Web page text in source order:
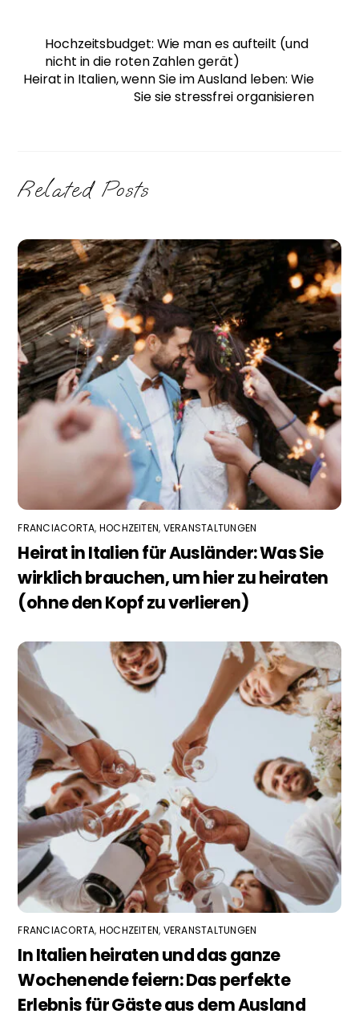
Hochzeitsbudget: Wie man es aufteilt (und
nicht in die roten Zahlen gerät)
Heirat in Italien, wenn Sie im Ausland leben: Wie
Sie sie stressfrei organisieren
Related Posts
FRANCIACORTA, HOCHZEITEN, VERANSTALTUNGEN
Heirat in Italien für Ausländer: Was Sie
wirklich brauchen, um hier zu heiraten
(ohne den Kopf zu verlieren)
FRANCIACORTA, HOCHZEITEN, VERANSTALTUNGEN
In Italien heiraten und das ganze
Wochenende feiern: Das perfekte
Erlebnis für Gäste aus dem Ausland